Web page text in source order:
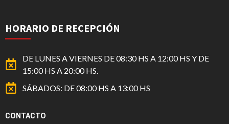
HORARIO DE RECEPCIÓN
DE LUNES A VIERNES DE 08:30 HS A 12:00 HS Y DE
15:00 HS A 20:00 HS.
SÁBADOS: DE 08:00 HS A 13:00 HS
CONTACTO